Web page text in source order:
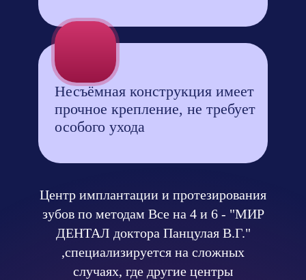
Несъёмная конструкция имеет
прочное крепление, не требует
особого ухода
Центр имплантации и протезирования
зубов по методам Все на 4 и 6 - "МИР
ДЕНТАЛ доктора Панцулая В.Г."
,специализируется на сложных
случаях, где другие центры